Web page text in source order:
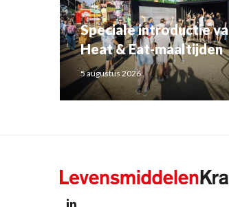
Speciale introductie
Heat & Eat-maaltijden
5 augustus 2026